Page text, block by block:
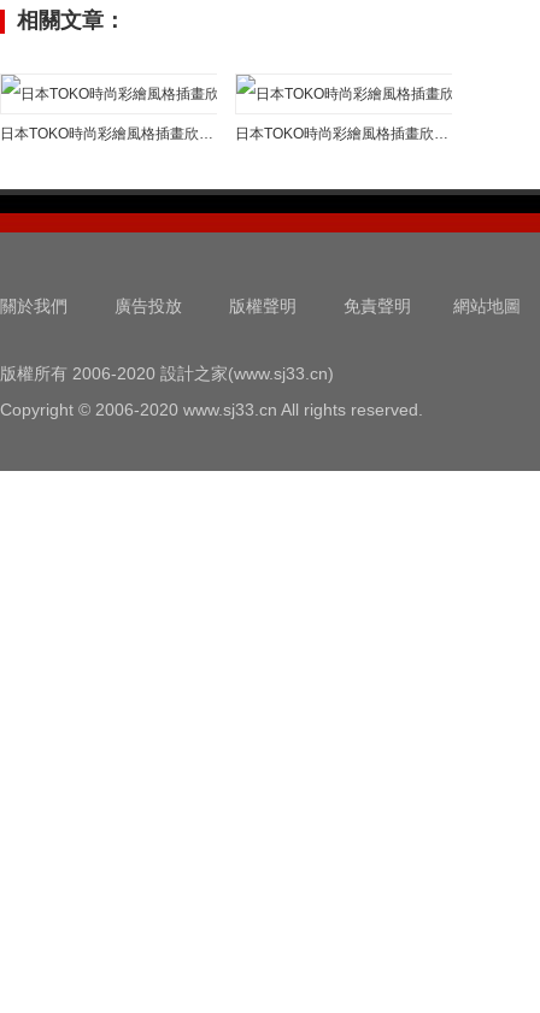
相關文章：
關於我們 廣告投放 版權聲明 免責聲明 網站地圖
版權所有 2006-2020 設計之家(www.sj33.cn)
Copyright © 2006-2020 www.sj33.cn All rights reserved.